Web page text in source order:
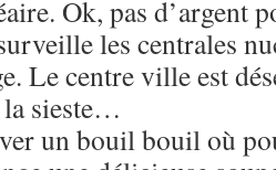
Ok, pas d’argent
les centrales
Le centre ville est
la sieste…
un bouil bouil où